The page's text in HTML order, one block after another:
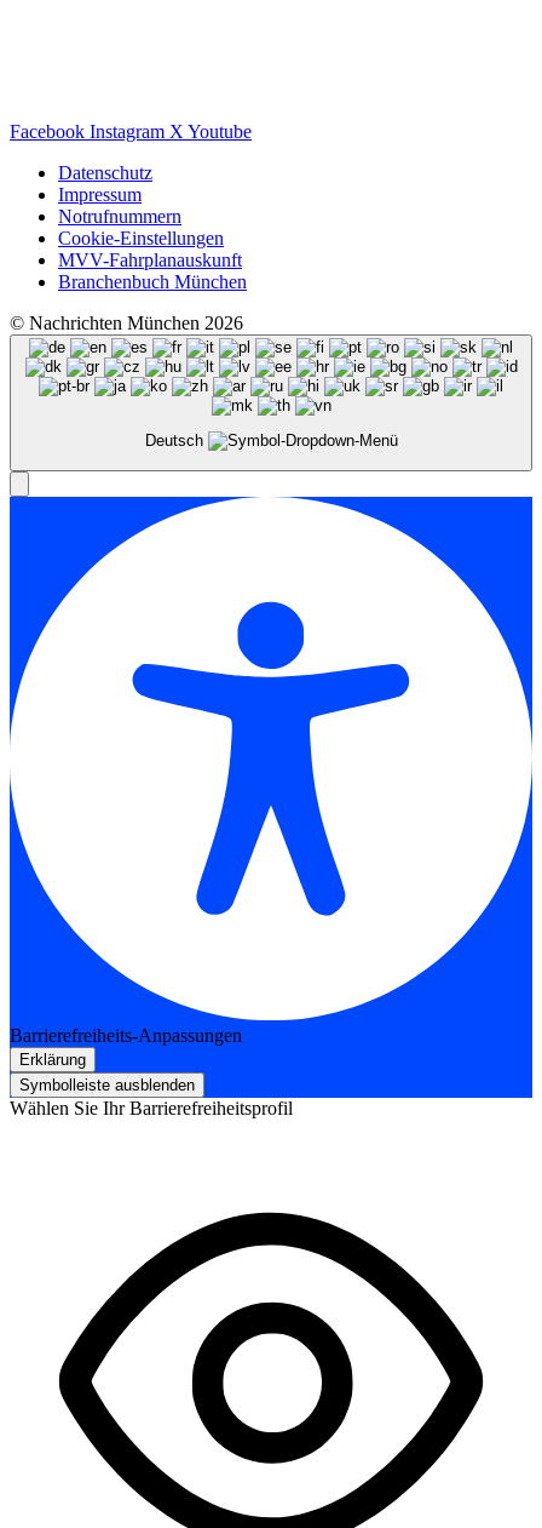
Facebook Instagram X Youtube
Datenschutz
Impressum
Notrufnummern
Cookie-Einstellungen
MVV-Fahrplanauskunft
Branchenbuch München
© Nachrichten München 2026
Deutsch
Barrierefreiheits-Anpassungen
Erklärung
Symbolleiste ausblenden
Wählen Sie Ihr Barrierefreiheitsprofil